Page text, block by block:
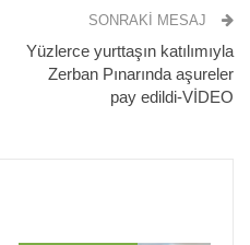
SONRAKI MESAJ
Yüzlerce yurttaşın katılımıyla
Zerban Pınarında aşureler
pay edildi-VİDEO